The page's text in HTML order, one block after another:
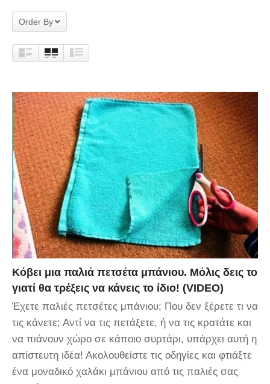
Order By
Κόβει μια παλιά πετσέτα μπάνιου. Μόλις δεις το
γιατί θα τρέξεις να κάνεις το ίδιο! (VIDEO)
Έχετε παλιές πετσέτες μπάνιου; Που δεν ξέρετε τι να
τις κάνετε; Αντί να τις πετάξετε, ή να τις κρατάτε και
να πιάνουν χώρο σε κάποιο συρτάρι, υπάρχει αυτή η
απίστευτη ιδέα! Ακολουθείστε τις οδηγίες και φτιάξτε
ένα μοναδικό χαλάκι μπάνιου από τις παλιές σας